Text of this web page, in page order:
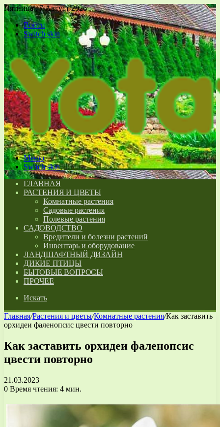
Пятница , 7 Август 2026
Войти
Switch skin
Меню
Switch skin
ГЛАВНАЯ
РАСТЕНИЯ И ЦВЕТЫ
Комнатные растения
Садовые растения
Полевые растения
САДОВОДСТВО
Вредители и болезни растений
Инвентарь и оборудование
ЛАНДШАФТНЫЙ ДИЗАЙН
ДИКИЕ ПТИЦЫ
БЫТОВЫЕ ВОПРОСЫ
ПРОЧЕЕ
Искать
Главная/Растения и цветы/Комнатные растения/Как заставить
орхидеи фаленопсис цвести повторно
Как заставить орхидеи фаленопсис
цвести повторно
21.03.2023
0 Время чтения: 4 мин.